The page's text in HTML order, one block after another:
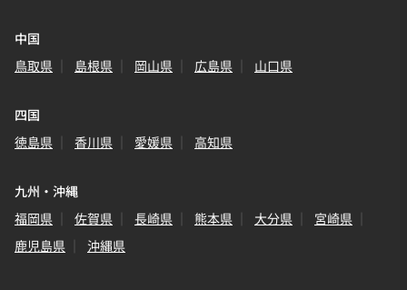
中国
鳥取県
島根県 岡山県 広島県 山口県
四国
徳島県
香川県 愛媛県 高知県
九州・沖縄
福岡県
佐賀県 長崎県 熊本県 大分県
宮崎県
鹿児島県
沖縄県